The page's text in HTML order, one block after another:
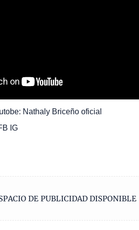
Nathaly Briceño oficial
IG
DE PUBLICIDAD DISPONIBLE